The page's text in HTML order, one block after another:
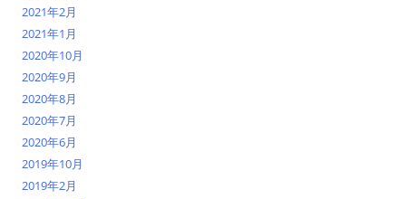
2021年2月
2021年1月
2020年10月
2020年9月
2020年8月
2020年7月
2020年6月
2019年10月
2019年2月